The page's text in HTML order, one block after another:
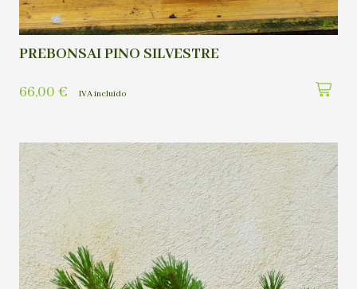
PREBONSAI PINO SILVESTRE
66,00 € IVA incluído